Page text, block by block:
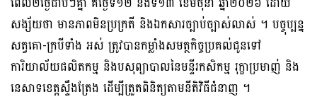
សង្ស័យ​ថា​ មាន​ភាព​មិន​ប្រក្រតី និង​ឯកសារ​ច្បាប់​ច្បាស់លាស់​ ។ បច្ចុប្បន្ន
សត្វ​គោ​-​ក្របី​ទាំង អស់ ត្រូវ​បាន​កម្លាំង​សមត្ថកិច្ច​ប្រគល់​ជូន​ទៅ​
ការិយាល័យ​ផលិតកម្ម និង​បសុព្យាបាលនៃ​មន្ទីរ​កសិកម្ម រុក្ខា​ប្រមាញ់ និង​
នេសាទ​ខេត្តស្ទឹងត្រែង ដើម្បី​ត្រួតពិនិត្យ​តាម​នីតិវិធី​ជំនាញ​ ។